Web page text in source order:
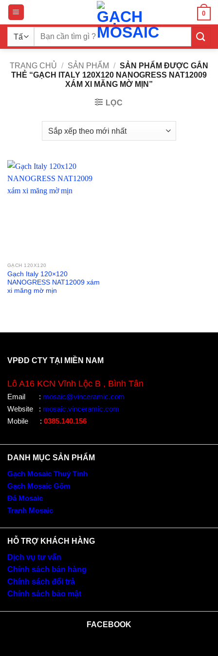
Bỏ
qua
nội
dung
0
Tìm
TRANG CHỦ / SẢN PHẨM / SẢN PHẨM ĐƯỢC GẮN
THẺ “GẠCH ITALY 120X120 NANOGRESS NAT12009
XÁM XI MĂNG MỜ MỊN”
LỌC
GẠCH 120X120
Gạch Italy 120×120
NANOGRESS NAT12009 xám
xi măng mờ mịn
VPĐD CTY TẠI MIỀN NAM
Lô A16 KCN Vĩnh Lộc B , Bình Tân
Email : mosaic@vinceramic.com
Website
: mosaic.vinceramic.com
Mobile
: 0385.140.156
DANH MỤC SẢN PHẨM
Gạch Mosaic Thuỷ Tinh
Gạch Mosaic Gốm
Đá Mosaic
Tranh Mosaic
HỖ TRỢ KHÁCH HÀNG
Dịch vụ tư vấn
Chính sách bán hàng
Chính sách đổi trả
Chính sách bảo mật
FACEBOOK